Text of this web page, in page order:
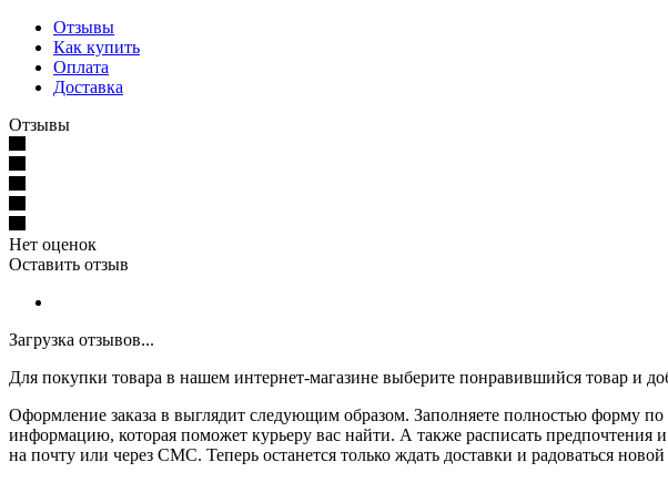
Отзывы
Как купить
Оплата
Доставка
Отзывы
Нет оценок
Оставить отзыв
Загрузка отзывов...
Для покупки товара в нашем интернет-магазине выберите понравившийся товар и
Оформление заказа в выглядит следующим образом. Заполняете полностью форму
информацию, которая поможет курьеру вас найти. А также расписать
на почту или через СМС. Теперь останется только ждать доставки и радоваться